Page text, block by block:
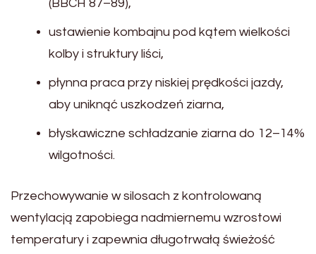
(BBCH 87–89),
ustawienie kombajnu pod kątem wielkości
kolby i struktury liści,
płynna praca przy niskiej prędkości jazdy,
aby uniknąć uszkodzeń ziarna,
błyskawiczne schładzanie ziarna do 12–14%
wilgotności.
Przechowywanie w silosach z kontrolowaną
wentylacją zapobiega nadmiernemu wzrostowi
temperatury i zapewnia długotrwałą świeżość